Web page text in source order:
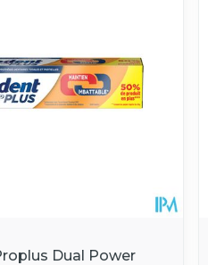
Dual Power